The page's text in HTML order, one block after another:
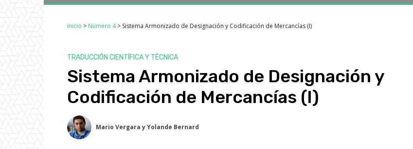
Inicio > Número 4> Sistema Armonizado de Designación y Codificación de Mercancías (I)
TRADUCCIÓN CIENTÍFICA Y TÉCNICA
Sistema Armonizado de Designación y
Codificación de Mercancías (I)
Mario Vergara y Yolande Bernard